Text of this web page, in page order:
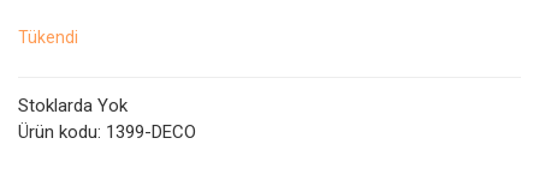
Tükendi
Stoklarda Yok
Ürün kodu: 1399-DECO